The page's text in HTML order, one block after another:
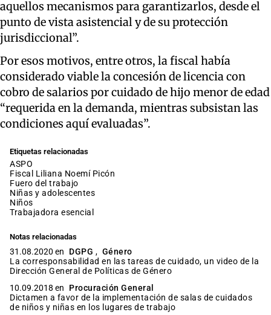
aquellos mecanismos para garantizarlos, desde el
punto de vista asistencial y de su protección
jurisdiccional”.
Por esos motivos, entre otros, la fiscal había
considerado viable la concesión de licencia con
cobro de salarios por cuidado de hijo menor de edad
“requerida en la demanda, mientras subsistan las
condiciones aquí evaluadas”.
Etiquetas relacionadas
ASPO
fiscal Liliana Noemí Picón
fuero del trabajo
niñas y adolescentes
niños
trabajadora esencial
Notas relacionadas
31.08.2020 en DGPG , Género
La corresponsabilidad en las tareas de cuidado, un video de la
Dirección General de Políticas de Género
10.09.2018 en
Procuración General
Dictamen a favor de la implementación de salas de cuidados
de niños y niñas en los lugares de trabajo